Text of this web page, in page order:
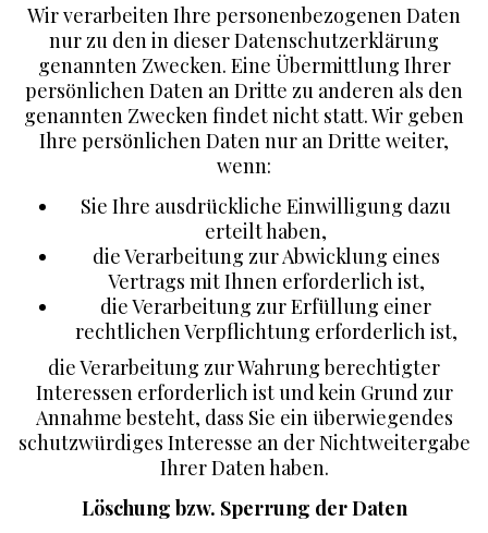
Wir verarbeiten Ihre personenbezogenen Daten
nur zu den in dieser Datenschutzerklärung
genannten Zwecken. Eine Übermittlung Ihrer
persönlichen Daten an Dritte zu anderen als den
genannten Zwecken findet nicht statt. Wir geben
Ihre persönlichen Daten nur an Dritte weiter,
wenn:
Sie Ihre ausdrückliche Einwilligung dazu
erteilt haben,
die Verarbeitung zur Abwicklung eines
Vertrags mit Ihnen erforderlich ist,
die Verarbeitung zur Erfüllung einer
rechtlichen Verpflichtung erforderlich ist,
die Verarbeitung zur Wahrung berechtigter
Interessen erforderlich ist und kein Grund zur
Annahme besteht, dass Sie ein überwiegendes
schutzwürdiges Interesse an der Nichtweitergabe
Ihrer Daten haben.
Löschung bzw. Sperrung der Daten